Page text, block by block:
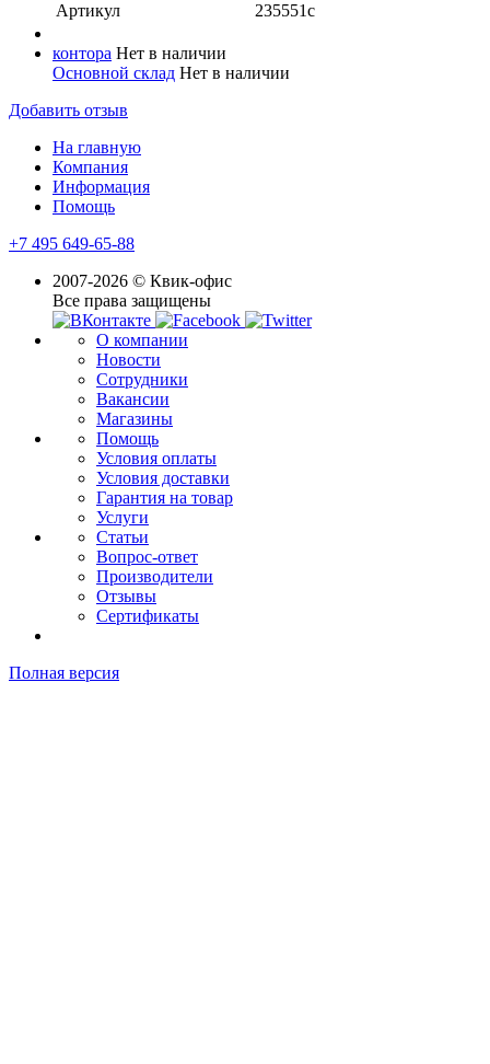
Артикул
235551с
контора Нет в наличии
Основной склад Нет в наличии
Добавить отзыв
На главную
Компания
Информация
Помощь
+7 495 649-65-88
2007-2026 © Квик-офис
Все права защищены
О компании
Новости
Сотрудники
Вакансии
Магазины
Помощь
Условия оплаты
Условия доставки
Гарантия на товар
Услуги
Статьи
Вопрос-ответ
Производители
Отзывы
Сертификаты
Полная версия